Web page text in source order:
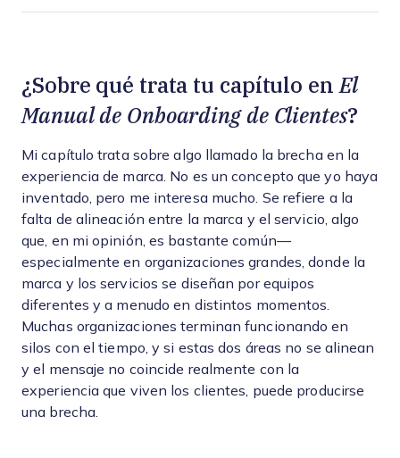
¿Sobre qué trata tu capítulo enEl
Manual de Onboarding de Clientes?
Mi capítulo trata sobre algo llamado la brecha en la
experiencia de marca. No es un concepto que yo haya
inventado, pero me interesa mucho. Se refiere a la
falta de alineación entre la marca y el servicio, algo
que, en mi opinión, es bastante común—
especialmente en organizaciones grandes, donde la
marca y los servicios se diseñan por equipos
diferentes y a menudo en distintos momentos.
Muchas organizaciones terminan funcionando en
silos con el tiempo, y si estas dos áreas no se alinean
y el mensaje no coincide realmente con la
experiencia que viven los clientes, puede producirse
una brecha.